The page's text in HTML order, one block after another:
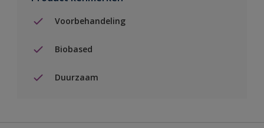
Voorbehandeling
Biobased
Duurzaam